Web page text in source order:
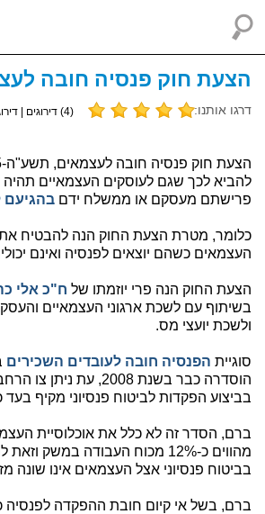
הצעת חוק פנסיה חובה
דרגו אותנו: (
4) דירוגים |
להביא לכך שגם לעוסקים העצמאיים
פרישתם מעסקם או ממשלח ידם בהגיעם
כלומר, מטרת הצעת החוק הנה להבטיח
העצמאים כשהם יוצאים לפנסיה ואינם
הצעת החוק הנה פרי יוזמתו של ח"כ אלי
בשיתוף עם לשכת ארגוני העצמאיים
ולשכת יועצי מס.
סוגיית הפנסיה חובה לעובדים השכירים
הוסדרה כבר בשנת 2008, עת
בביצוע הפקדות לביטוח פנסיוני מקיף בעד
ברם, הסדר זה לא כלל את אוכלוסיית
מהווים כ-12% מכוח העבודה במשק
בביטוח פנסיוני אצל העצמאים אינו שונה
ברם, בשל אי קיום חובת ההפקדה לפנסיה